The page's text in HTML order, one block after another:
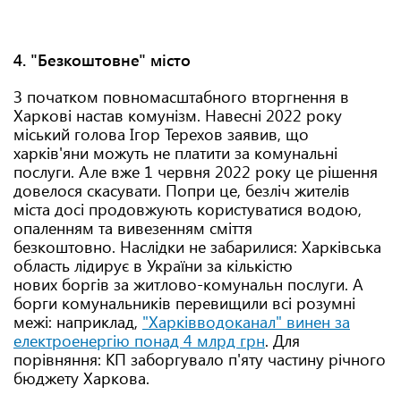
4. "Безкоштовне" місто
З початком повномасштабного вторгнення в
Харкові настав комунізм. Навесні 2022 року
міський голова Ігор Терехов заявив, що
харків'яни можуть не платити за комунальні
послуги. Але вже 1 червня 2022 року це рішення
довелося скасувати. Попри це, безліч жителів
міста досі продовжують користуватися водою,
опаленням та вивезенням сміття
безкоштовно. Наслідки не забарилися: Харківська
область лідирує в України за кількістю
нових боргів за житлово-комунальн послуги. А
борги комунальників перевищили всі розумні
межі: наприклад, "Харківводоканал" винен за
електроенергію понад 4 млрд грн. Для
порівняння: КП заборгувало п'яту частину річного
бюджету Харкова.